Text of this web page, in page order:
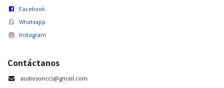
Facebook
Whatsapp
Instagram
Contáctanos
audiosonccs@gmail.com